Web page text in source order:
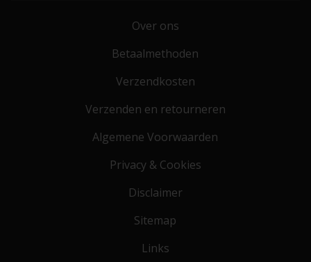
Over ons
Betaalmethoden
Verzendkosten
Verzenden en retourneren
Algemene Voorwaarden
Privacy & Cookies
Disclaimer
Sitemap
Links